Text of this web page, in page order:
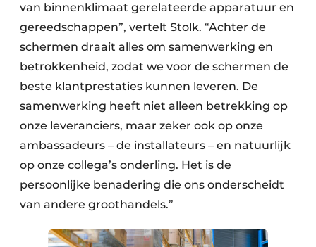
van binnenklimaat gerelateerde apparatuur en
gereedschappen”, vertelt Stolk. “Achter de
schermen draait alles om samenwerking en
betrokkenheid, zodat we voor de schermen de
beste klantprestaties kunnen leveren. De
samenwerking heeft niet alleen betrekking op
onze leveranciers, maar zeker ook op onze
ambassadeurs – de installateurs – en natuurlijk
op onze collega’s onderling. Het is de
persoonlijke benadering die ons onderscheidt
van andere groothandels.”